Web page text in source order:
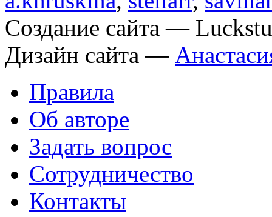
Создание сайта —
Дизайн сайта —
Правила
Об авторе
Задать вопрос
Сотрудничество
Контакты